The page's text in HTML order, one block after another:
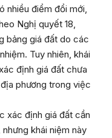
nhiều điểm đổi mới,
Nghị quyết 18,
bảng giá đất do các
Tuy nhiên, khái
định giá đất chưa
phương trong việc
xác định giá đất cần
khái niệm này